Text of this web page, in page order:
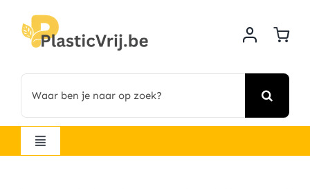
content
for:
Navigatie